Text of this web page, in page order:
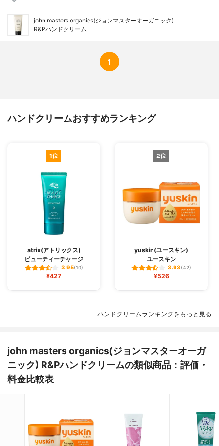
john masters organics(ジョンマスターオーガニック)
R&Pハンドクリーム
1
ハンドクリームおすすめランキング
1位
atrix(アトリックス)
ビューティーチャージ
3.95(19)
¥427
2位
yuskin(ユースキン)
ユースキン
3.93(42)
¥526
ハンドクリームランキングをもっと見る
john masters organics(ジョンマスターオーガ
ニック) R&Pハンドクリームの類似商品：評価・
料金比較表